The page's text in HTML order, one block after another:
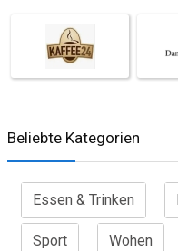
Beliebte Kategorien
Essen & Trinken
Sport Wohen